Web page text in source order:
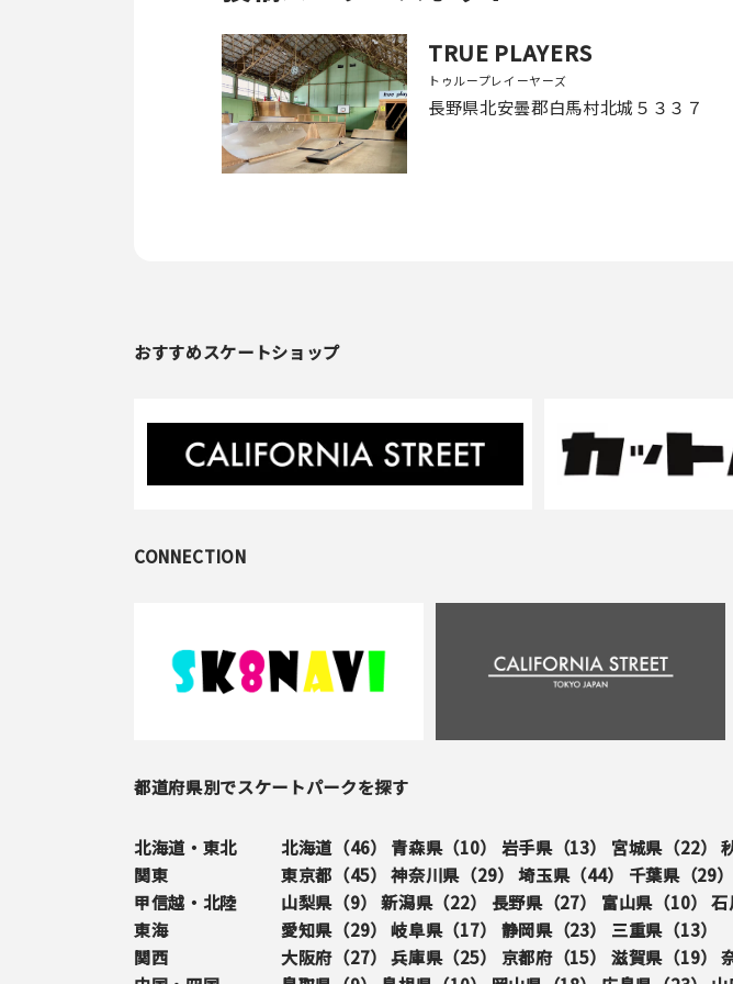
TRUE PLAYERS
トゥループレイーヤーズ
長野県北安曇郡白馬村北城５３３７
おすすめスケートショップ
CONNECTION
都道府県別でスケートパークを探す
北海道・東北 北海道（46） 青森県（10） 岩手県（13） 宮城県（22）
関東
東京都（45） 神奈川県（29） 埼玉県（44） 千葉県（29）
甲信越・北陸
山梨県（9） 新潟県（22） 長野県（27） 富山県（10） 石
東海
愛知県（29） 岐阜県（17） 静岡県（23） 三重県（13）
関西
大阪府（27） 兵庫県（25） 京都府（15） 滋賀県（19）